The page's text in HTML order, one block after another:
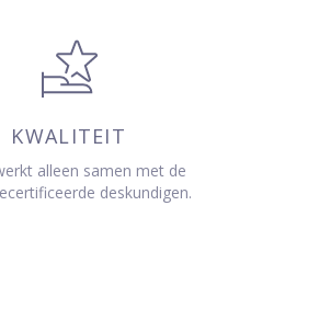
KWALITEIT
alleen samen met de
deskundigen.